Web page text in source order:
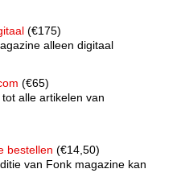
(€175)
alleen digitaal
(€65)
alle artikelen van
bestellen (€14,50)
van Fonk magazine kan